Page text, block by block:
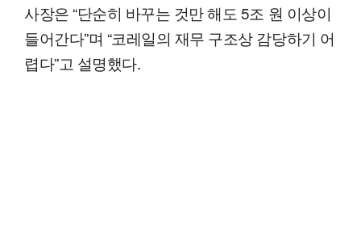
사장은 “단순히 바꾸는 것만 해도 5조 원 이상이
들어간다”며 “코레일의 재무 구조상 감당하기 어
렵다”고 설명했다.